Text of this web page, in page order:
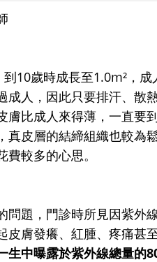
10歲時成長至1.0m²，
成人，因此只要排汗、散
膚比成人來得薄，一直要
真皮層的結締組織也較為
較多的心思。
問題，門診時所見因紫外
皮膚發癢、紅腫、疼痛甚
生中曝露於紫外線總量的